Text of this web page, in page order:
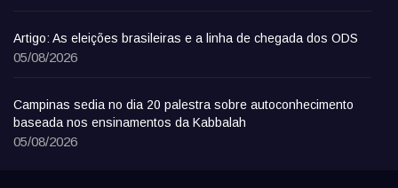
Artigo: As eleições brasileiras e a linha de chegada dos ODS
05/08/2026
Campinas sedia no dia 20 palestra sobre autoconhecimento
baseada nos ensinamentos da Kabbalah
05/08/2026